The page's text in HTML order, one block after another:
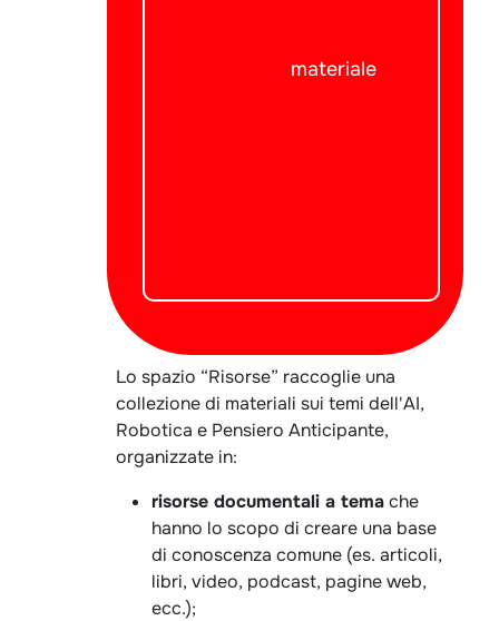
materiale
Lo spazio “Risorse” raccoglie una
collezione di materiali sui temi dell'AI,
Robotica e Pensiero Anticipante,
organizzate in:
risorse documentali a temache
hanno lo scopo di creare una base
di conoscenza comune (es. articoli,
libri, video, podcast, pagine web,
ecc.);